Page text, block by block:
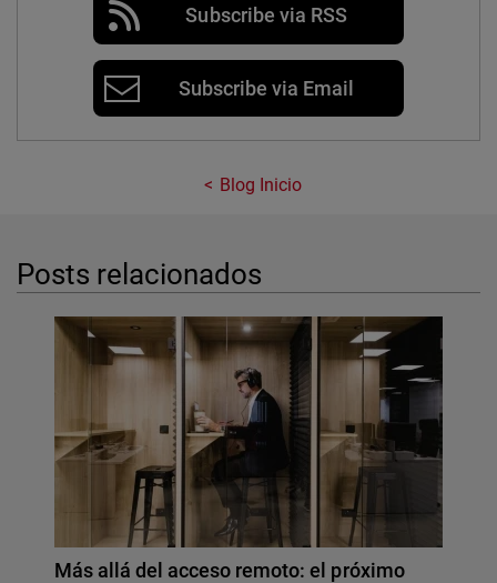
Subscribe via RSS
Subscribe via Email
Blog Inicio
Posts relacionados
Más allá del acceso remoto: el próximo